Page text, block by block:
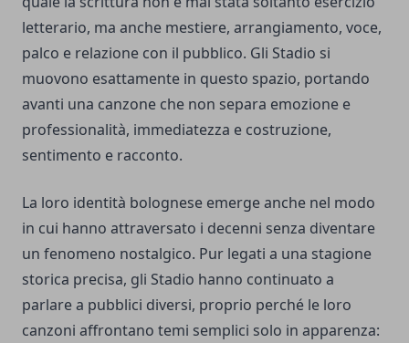
letterario, ma anche mestiere, arrangiamento, voce,
palco e relazione con il pubblico. Gli Stadio si
muovono esattamente in questo spazio, portando
avanti una canzone che non separa emozione e
professionalità, immediatezza e costruzione,
sentimento e racconto.
La loro identità bolognese emerge anche nel modo
in cui hanno attraversato i decenni senza diventare
un fenomeno nostalgico. Pur legati a una stagione
storica precisa, gli Stadio hanno continuato a
parlare a pubblici diversi, proprio perché le loro
canzoni affrontano temi semplici solo in apparenza: